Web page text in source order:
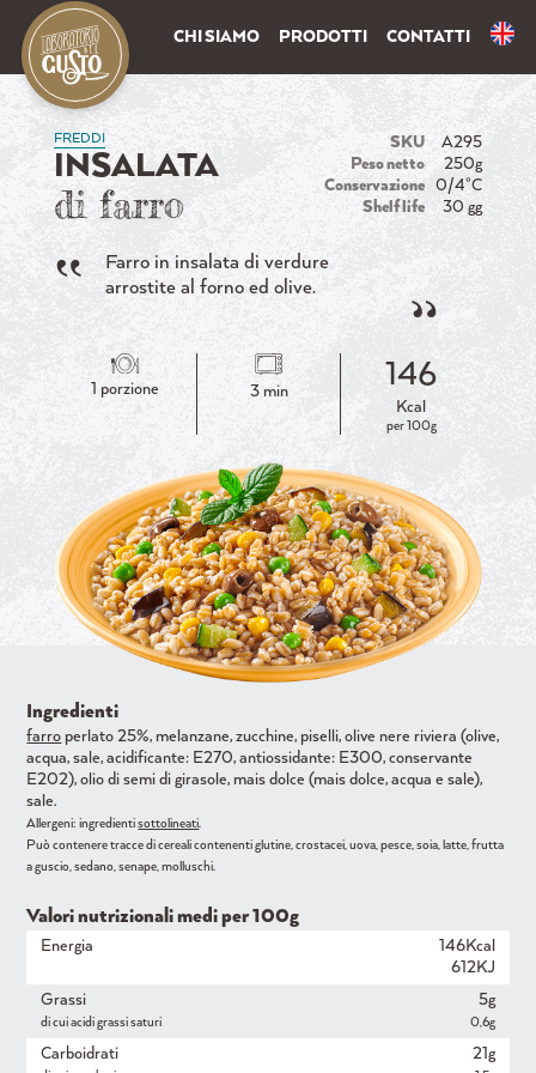
CHI SIAMO PRODOTTI CONTATTI
FREDDI
INSALATA
di farro
SKU
A295
Peso netto
250g
Conservazione 0/4°C
Shelf life
30 gg
Farro in insalata di verdure
arrostite al forno ed olive.
1 porzione 3 min 146
Kcal
per 100g
Ingredienti
farro perlato 25%, melanzane, zucchine, piselli, olive nere riviera (olive,
acqua, sale, acidificante: E270, antiossidante: E300, conservante
E202), olio di semi di girasole, mais dolce (mais dolce, acqua e sale),
sale.
Allergeni: ingredientisottolineati.
Può contenere tracce di cereali contenenti glutine, crostacei, uova, pesce, soia, latte, frutta
a guscio, sedano, senape, molluschi.
Valori nutrizionali medi per 100g
Energia
146Kcal
612KJ
Grassi
di cui acidi grassi saturi
5g
0,6g
Carboidrati 21g